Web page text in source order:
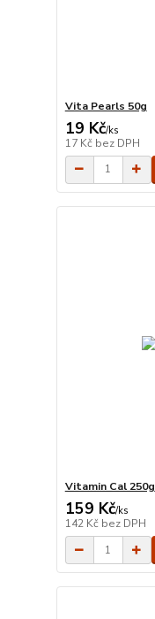
Vita Pearls 50g
19 Kč/ks
17 Kč bez DPH
Vitamin Cal 250g
159 Kč/ks
142 Kč bez DPH